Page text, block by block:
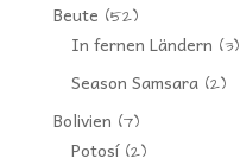
Beute (52)
In fernen Ländern (3)
Season Samsara(2)
Bolivien (7)
Potosí(2)